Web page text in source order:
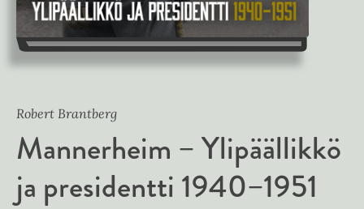
Robert Brantberg
Mannerheim – Ylipäällikkö
ja presidentti 1940–1951